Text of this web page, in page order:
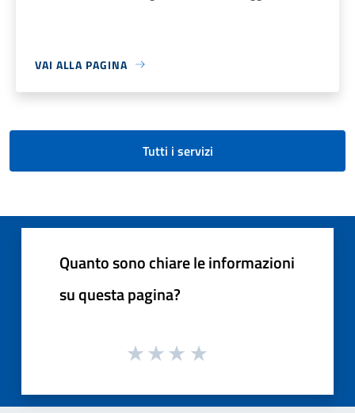
VAI ALLA PAGINA
Tutti i servizi
Quanto sono chiare le informazioni
su questa pagina?